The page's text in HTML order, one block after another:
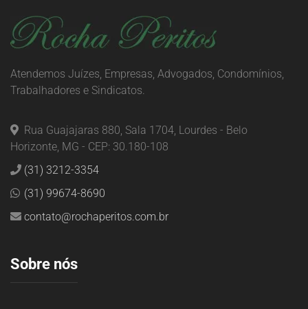
Atendemos Juízes, Empresas, Advogados, Condomínios,
Trabalhadores e Sindicatos.
Rua Guajajaras 880, Sala 1704, Lourdes - Belo
Horizonte, MG - CEP: 30.180-108
(31) 3212-3354
(31) 99674-8690
contato@rochaperitos.com.br
Sobre nós